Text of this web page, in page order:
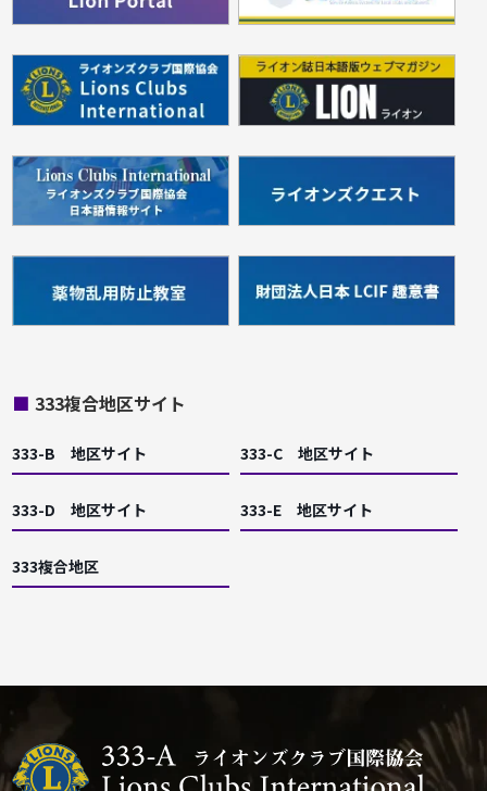
■ 333複合地区サイト
333-B 地区サイト 333-C 地区サイト
333-D 地区サイト 333-E 地区サイト
333複合地区